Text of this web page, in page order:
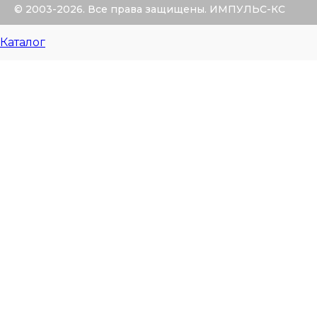
© 2003-2026. Все права защищены. ИМПУЛЬС-КС
Каталог